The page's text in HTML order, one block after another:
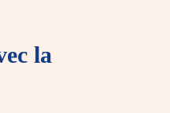
la